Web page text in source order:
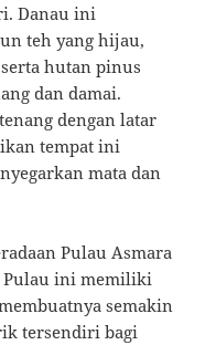
Danau ini
teh yang hijau,
hutan pinus
dan damai.
dengan latar
tempat ini
mata dan
Pulau Asmara
Pulau ini memiliki
semakin
tersendiri bagi